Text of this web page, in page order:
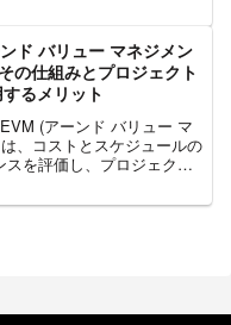
、収集したデータを一般の
向けてオンラ...
ド バリュー マネジメン
の仕組みとプロジェクト
るメリット
(アーンド バリュー マ
、コストとスケジュールの
スを評価し、プロジェクト
す。この手法は、予算に従